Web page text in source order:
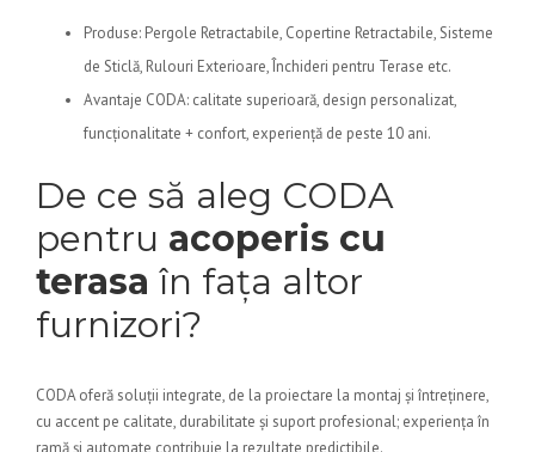
Produse: Pergole Retractabile, Copertine Retractabile, Sisteme
de Sticlă, Rulouri Exterioare, Închideri pentru Terase etc.
Avantaje CODA: calitate superioară, design personalizat,
funcționalitate + confort, experiență de peste 10 ani.
De ce să aleg CODA
pentru acoperis cu
terasa în fața altor
furnizori?
CODA oferă soluții integrate, de la proiectare la montaj și întreținere,
cu accent pe calitate, durabilitate și suport profesional; experiența în
ramă și automate contribuie la rezultate predictibile.